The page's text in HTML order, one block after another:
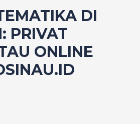
DI
PRIVAT
ONLINE